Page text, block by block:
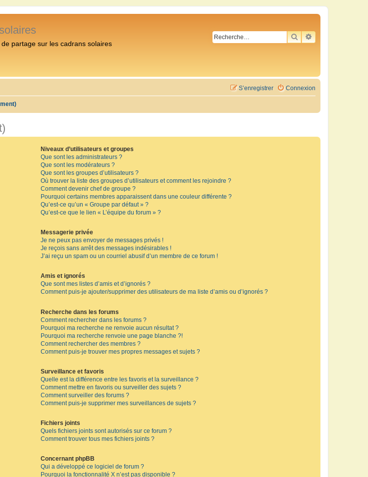
partage sur les cadrans solaires
RECHERCHER
RECHERCHE
Connexion
S’enregistrer
Niveaux d’utilisateurs et groupes
Que sont les administrateurs ?
Que sont les modérateurs ?
Que sont les groupes d’utilisateurs ?
Où trouver la liste des groupes d’utilisateurs et comment les rejoindre ?
Comment devenir chef de groupe ?
Pourquoi certains membres apparaissent dans une couleur différente ?
Qu’est-ce qu’un « Groupe par défaut » ?
Qu’est-ce que le lien « L’équipe du forum » ?
Messagerie privée
Je ne peux pas envoyer de messages privés !
Je reçois sans arrêt des messages indésirables !
J’ai reçu un spam ou un courriel abusif d’un membre de ce forum !
Amis et ignorés
Que sont mes listes d’amis et d’ignorés ?
Comment puis-je ajouter/supprimer des utilisateurs de ma liste d’amis ou d’ignorés ?
Recherche dans les forums
Comment rechercher dans les forums ?
Pourquoi ma recherche ne renvoie aucun résultat ?
Pourquoi ma recherche renvoie une page blanche ?!
Comment rechercher des membres ?
Comment puis-je trouver mes propres messages et sujets ?
Surveillance et favoris
Quelle est la différence entre les favoris et la surveillance ?
Comment mettre en favoris ou surveiller des sujets ?
Comment surveiller des forums ?
Comment puis-je supprimer mes surveillances de sujets ?
Fichiers joints
Quels fichiers joints sont autorisés sur ce forum ?
Comment trouver tous mes fichiers joints ?
Concernant phpBB
Qui a développé ce logiciel de forum ?
Pourquoi la fonctionnalité X n’est pas disponible ?